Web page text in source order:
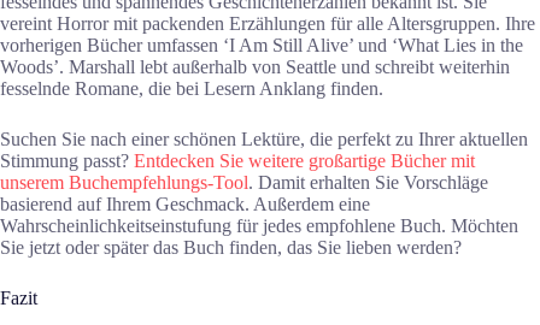
vereint Horror mit packenden Erzählungen für alle Altersgruppen. Ihre
vorherigen Bücher umfassen ‘I Am Still Alive’ und ‘What Lies in the
Woods’. Marshall lebt außerhalb von Seattle und schreibt weiterhin
fesselnde Romane, die bei Lesern Anklang finden.
Suchen Sie nach einer schönen Lektüre, die perfekt zu Ihrer aktuellen
Stimmung passt? Entdecken Sie weitere großartige Bücher mit
unserem Buchempfehlungs-Tool. Damit erhalten Sie Vorschläge
basierend auf Ihrem Geschmack. Außerdem eine
Wahrscheinlichkeitseinstufung für jedes empfohlene Buch. Möchten
Sie jetzt oder später das Buch finden, das Sie lieben werden?
Fazit